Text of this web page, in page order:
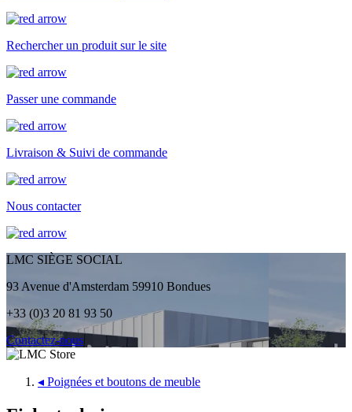
Rechercher un produit sur le site
Passer une commande
Livraison & Suivi de commande
Nous contacter
LMC SIÈGE SOCIAL
93 Avenue d'Amsterdam 59910 Bondues
+33 (0)3 20 81 93 50
Contactez-nous
◂ Poignées et boutons de meuble